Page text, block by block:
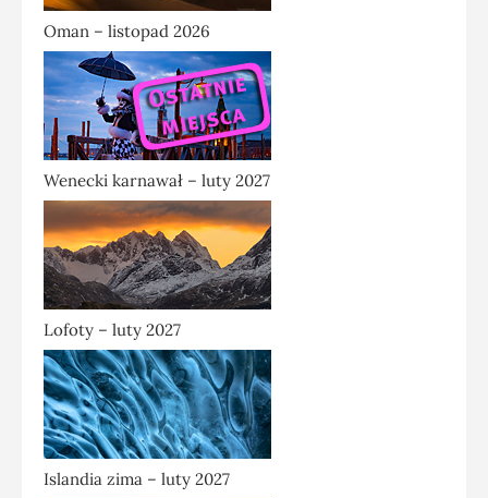
Oman – listopad 2026
Wenecki karnawał – luty 2027
Lofoty – luty 2027
Islandia zima – luty 2027